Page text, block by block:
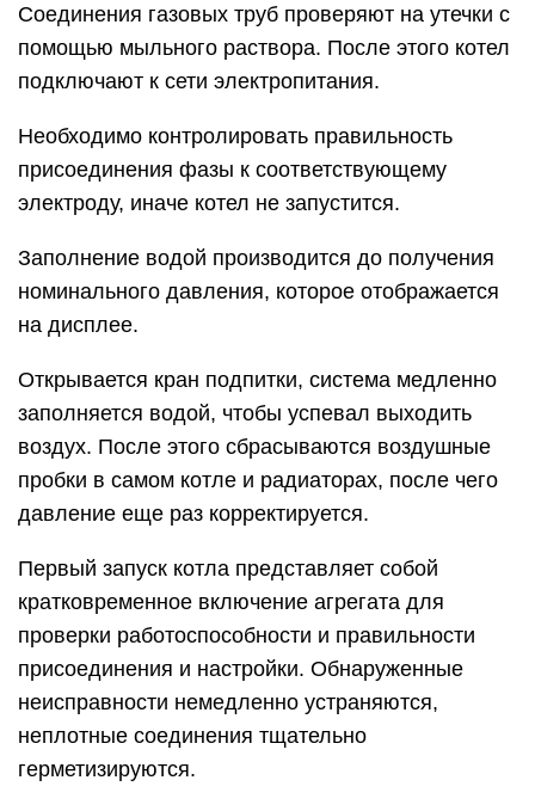
Соединения газовых труб проверяют на утечки с
помощью мыльного раствора. После этого котел
подключают к сети электропитания.
Необходимо контролировать правильность
присоединения фазы к соответствующему
электроду, иначе котел не запустится.
Заполнение водой производится до получения
номинального давления, которое отображается
на дисплее.
Открывается кран подпитки, система медленно
заполняется водой, чтобы успевал выходить
воздух. После этого сбрасываются воздушные
пробки в самом котле и радиаторах, после чего
давление еще раз корректируется.
Первый запуск котла представляет собой
кратковременное включение агрегата для
проверки работоспособности и правильности
присоединения и настройки. Обнаруженные
неисправности немедленно устраняются,
неплотные соединения тщательно
герметизируются.